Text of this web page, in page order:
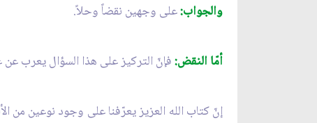
والجواب:على وجهين نقضاً وحلاً.
أمّا النقض:فإنّ التركيز على هذا السؤال يعرب عن
إنّ كتاب الله العزيز يعرّفنا على وجود نوعين من